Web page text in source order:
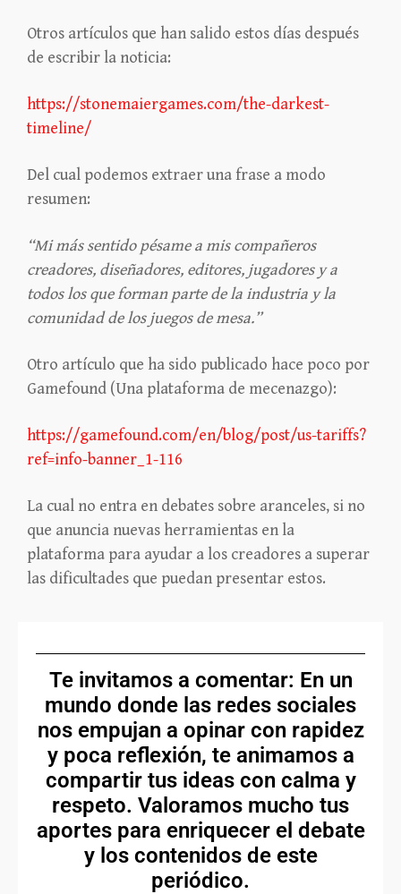
Otros artículos que han salido estos días después
de escribir la noticia:
https://stonemaiergames.com/the-darkest-
timeline/
Del cual podemos extraer una frase a modo
resumen:
“Mi más sentido pésame a mis compañeros
creadores, diseñadores, editores, jugadores y a
todos los que forman parte de la industria y la
comunidad de los juegos de mesa.”
Otro artículo que ha sido publicado hace poco por
Gamefound (Una plataforma de mecenazgo):
https://gamefound.com/en/blog/post/us-tariffs?
ref=info-banner_1-116
La cual no entra en debates sobre aranceles, si no
que anuncia nuevas herramientas en la
plataforma para ayudar a los creadores a superar
las dificultades que puedan presentar estos.
Te invitamos a comentar: En un
mundo donde las redes sociales
nos empujan a opinar con rapidez
y poca reflexión, te animamos a
compartir tus ideas con calma y
respeto. Valoramos mucho tus
aportes para enriquecer el debate
y los contenidos de este
periódico.